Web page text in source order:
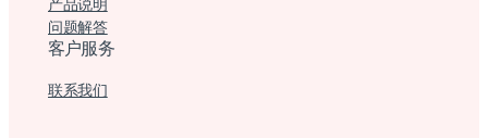
产品说明
问题解答
客户服务
联系我们